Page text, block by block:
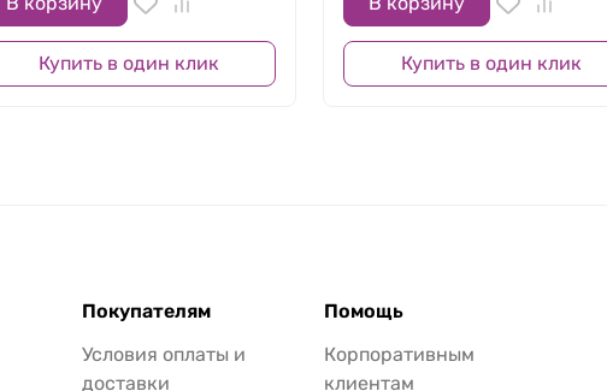
Купить в один клик Купить в один клик
Покупателям
Условия оплаты и
доставки
Помощь
Корпоративным
клиентам